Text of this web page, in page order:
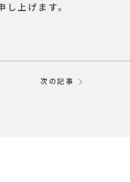
上げます。
次の記事